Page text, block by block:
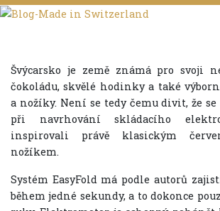
Švýcarsko je země známá pro svoji
čokoládu, skvělé hodinky a také
a nožíky. Není se tedy čemu divit, že
při navrhování skládacího
inspirovali právě klasickým
nožíkem.
Systém EasyFold má podle autorů
během jedné sekundy, a to dokonce